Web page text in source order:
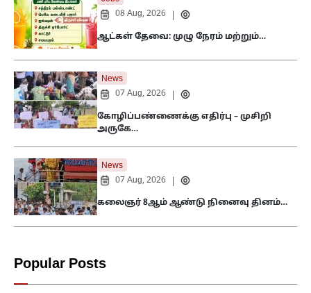
08 Aug, 2026
ஆட்கள் தேவை: முழு நேரம் மற்றும்…
News
07 Aug, 2026
கோழிப்பண்ணைக்கு எதிர்பு – முசிறி
அருகே…
News
07 Aug, 2026
கலைஞர் 8ஆம் ஆண்டு நினைவு தினம்…
Popular Posts